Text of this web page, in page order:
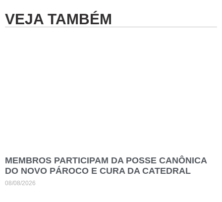
VEJA TAMBÉM
MEMBROS PARTICIPAM DA POSSE CANÔNICA
DO NOVO PÁROCO E CURA DA CATEDRAL
08/08/2026